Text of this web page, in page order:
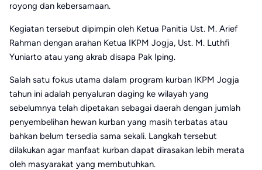
royong dan kebersamaan.
Kegiatan tersebut dipimpin oleh Ketua Panitia Ust. M. Arief
Rahman dengan arahan Ketua IKPM Jogja, Ust. M. Luthfi
Yuniarto atau yang akrab disapa Pak Iping.
Salah satu fokus utama dalam program kurban IKPM Jogja
tahun ini adalah penyaluran daging ke wilayah yang
sebelumnya telah dipetakan sebagai daerah dengan jumlah
penyembelihan hewan kurban yang masih terbatas atau
bahkan belum tersedia sama sekali. Langkah tersebut
dilakukan agar manfaat kurban dapat dirasakan lebih merata
oleh masyarakat yang membutuhkan.